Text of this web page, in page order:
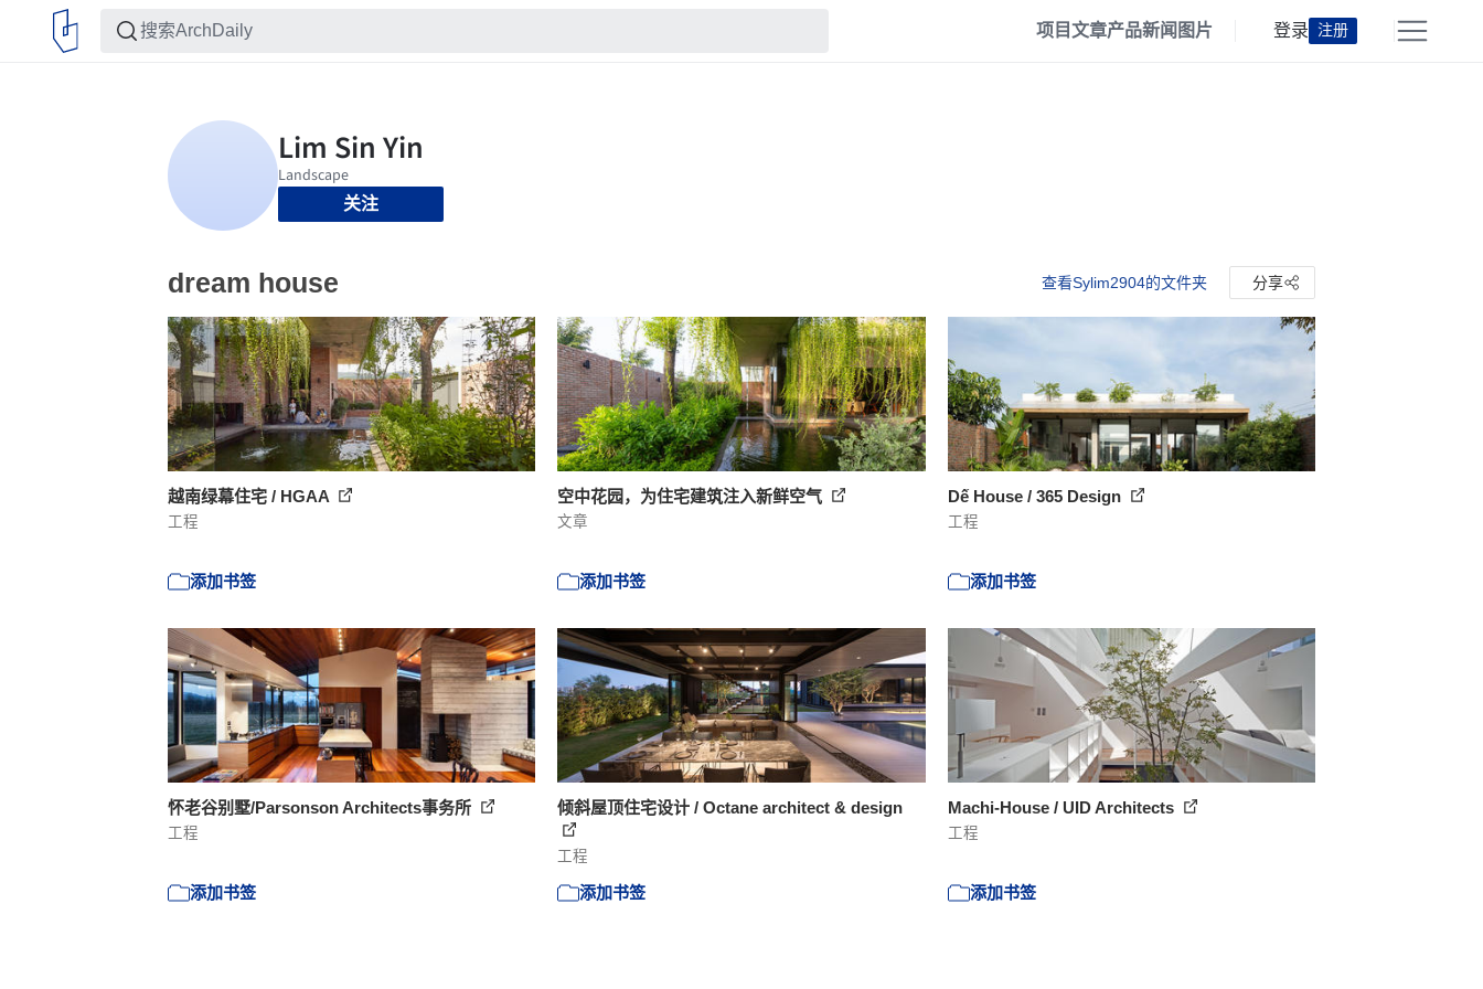
项目文章产品新闻 图片 登录 注册
关注
dream house 查看Sylim2904的文件夹 分享
越南绿幕住宅 / HGAA
工程
添加书签
空中花园，为住宅建筑注入新鲜空气
文章
添加书签
Dế House / 365 Design
工程
添加书签
怀老谷别墅/Parsonson Architects事务所
工程
添加书签
倾斜屋顶住宅设计 / Octane architect & design
工程
添加书签
Machi-House / UID Architects
工程
添加书签